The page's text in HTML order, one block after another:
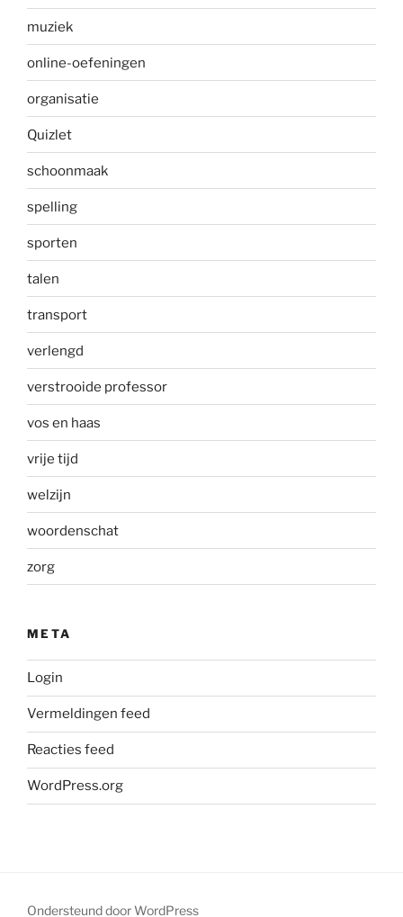
muziek
online-oefeningen
organisatie
Quizlet
schoonmaak
spelling
sporten
talen
transport
verlengd
verstrooide professor
vos en haas
vrije tijd
welzijn
woordenschat
zorg
META
Login
Vermeldingen feed
Reacties feed
WordPress.org
Ondersteund door WordPress